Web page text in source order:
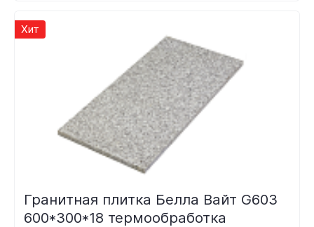
Хит
Гранитная плитка Белла Вайт G603
600*300*18 термообработка